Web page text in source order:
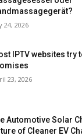
24, 2026
IPTV websites try
23, 2026
Automotive Solar
of Cleaner EV